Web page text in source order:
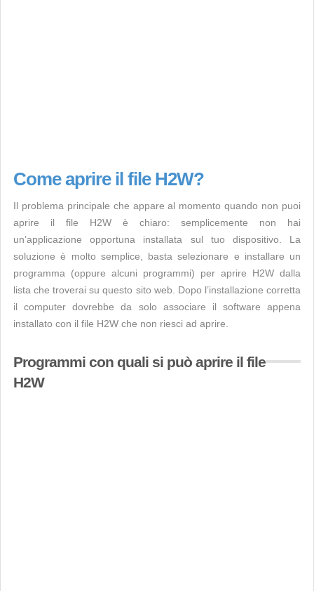
Come aprire il file H2W?
Il problema principale che appare al momento quando non puoi
aprire il file H2W è chiaro: semplicemente non hai
un’applicazione opportuna installata sul tuo dispositivo. La
soluzione è molto semplice, basta selezionare e installare un
programma (oppure alcuni programmi) per aprire H2W dalla
lista che troverai su questo sito web. Dopo l’installazione corretta
il computer dovrebbe da solo associare il software appena
installato con il file H2W che non riesci ad aprire.
Programmi con quali si può aprire il file
H2W